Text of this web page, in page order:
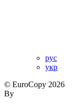
рус
укр
© EuroCopy 2026
By